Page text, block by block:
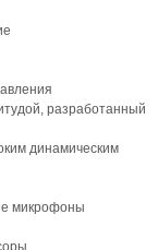
разработанный
динамическим
микрофоны